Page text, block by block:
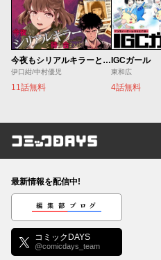
今夜もシリアルキラーと待ち合わせ
伊口紺/中村優児
11話無料
IGCガール
東和広
4話無料
コミックDAYS
最新情報を配信中!
編集部ブログ
コミックDAYS
@comicdays_team